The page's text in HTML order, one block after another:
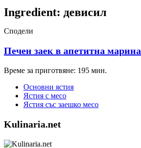
Ingredient: девисил
Сподели
Печен заек в апетитна марина
Време за приготвяне: 195 мин.
Основни ястия
Ястия с месо
Ястия със заешко месо
Kulinaria.net